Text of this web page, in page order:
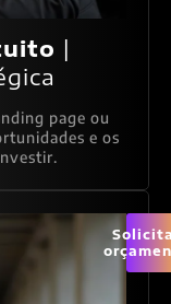
|
page ou
e os